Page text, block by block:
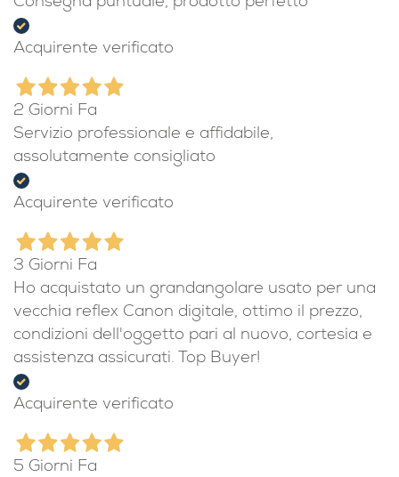
Consegna puntuale, prodotto perfetto
Acquirente verificato
2 Giorni Fa
Servizio professionale e affidabile,
assolutamente consigliato
Acquirente verificato
3 Giorni Fa
Ho acquistato un grandangolare usato per una
vecchia reflex Canon digitale, ottimo il prezzo,
condizioni dell'oggetto pari al nuovo, cortesia e
assistenza assicurati. Top Buyer!
Acquirente verificato
5 Giorni Fa